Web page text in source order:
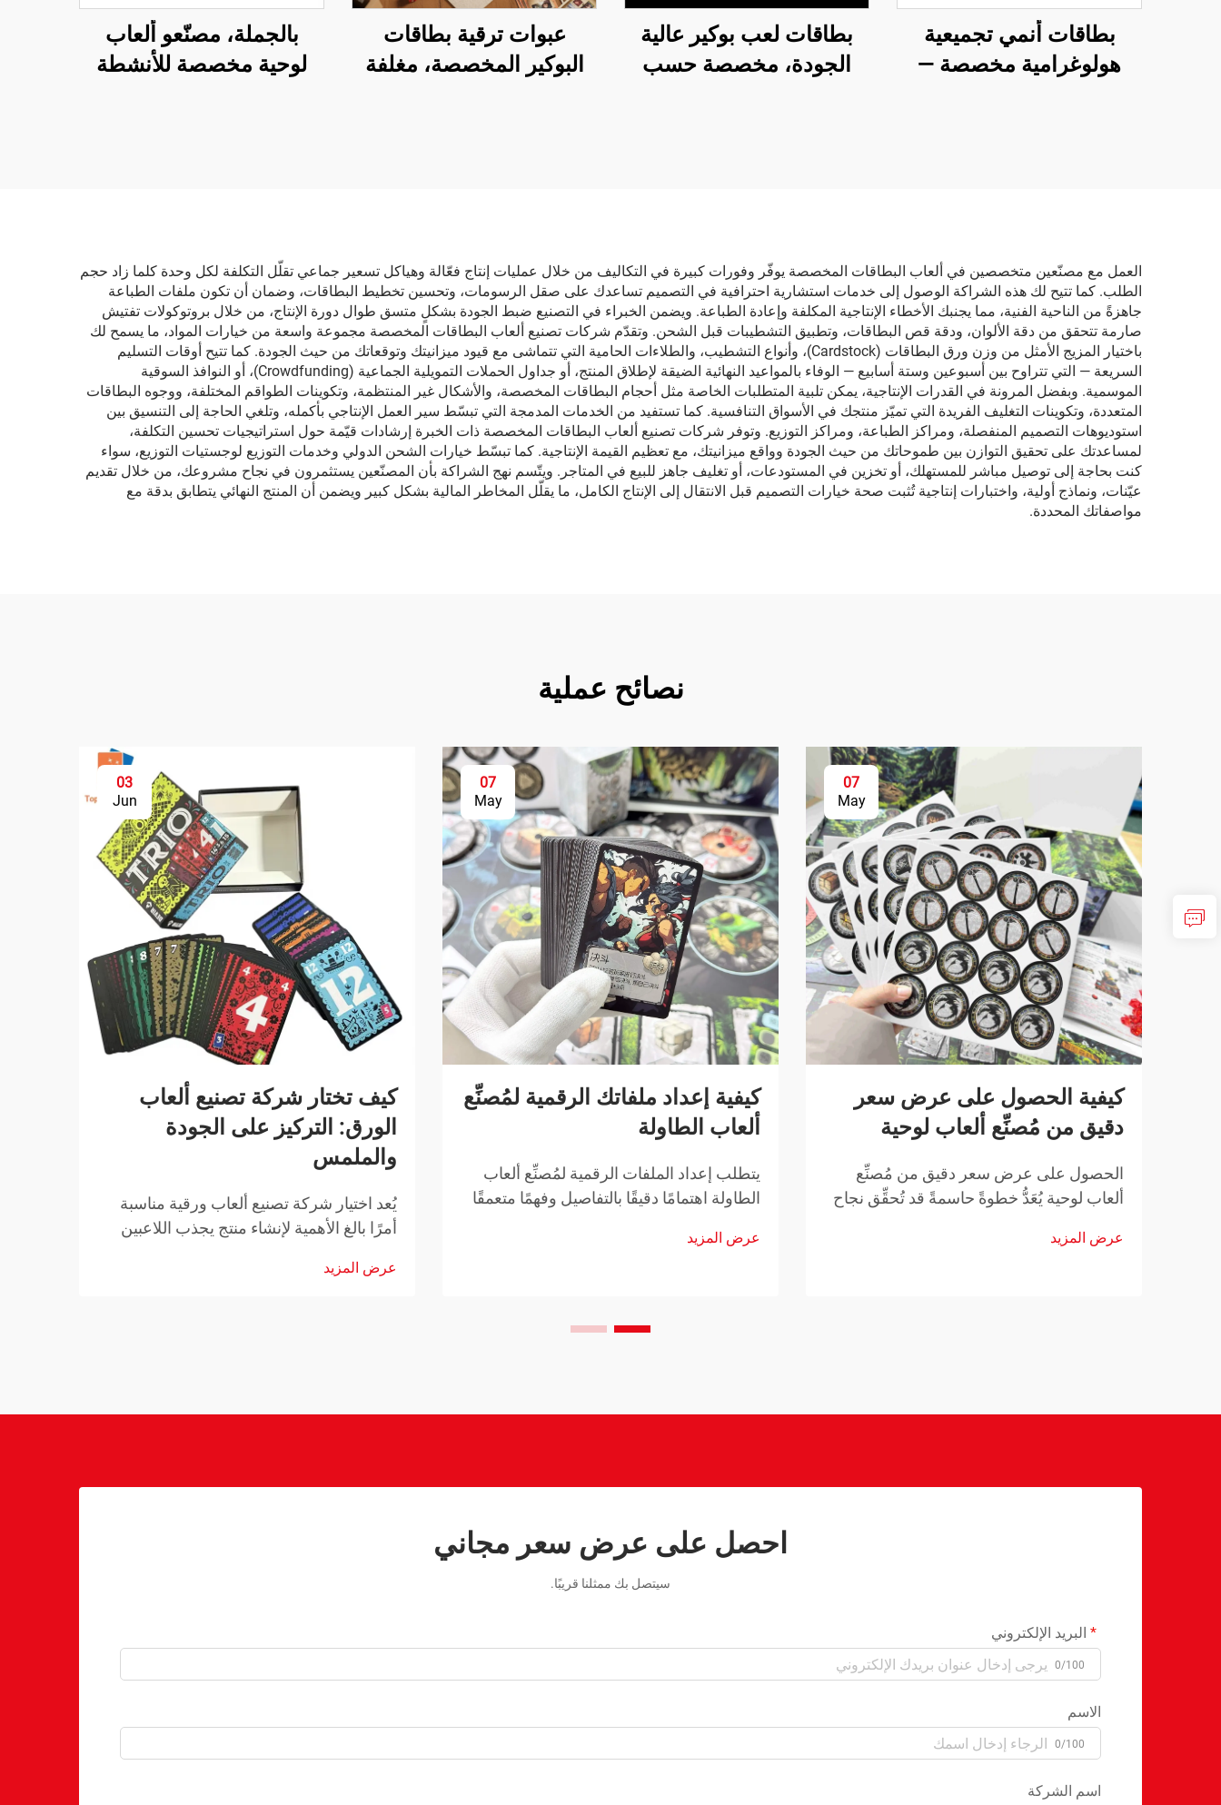
بطاقات أنمي تجميعية
هولوغرامية مخصصة —
بطاقات لعب بوكير عالية
الجودة، مخصصة حسب
المصنعة الأصلية (OEM)، مع
أحجام مختلفة للرزمة
(Deck Size)
عبوات ترقية بطاقات
البوكير المخصصة، مغلفة
بالجملة، مصنّعو ألعاب
لوحية مخصصة للأنشطة
العمل مع مصنّعين متخصصين في ألعاب البطاقات المخصصة يوفّر وفورات كبيرة في التكاليف من خلال عمليات إنتاج فعّالة وهياكل تسعير جماعي تقلّل التكلفة لكل وحدة كلما زاد حجم
الطلب. كما تتيح لك هذه الشراكة الوصول إلى خدمات استشارية احترافية في التصميم تساعدك على صقل الرسومات، وتحسين تخطيط البطاقات، وضمان أن تكون ملفات الطباعة
جاهزةً من الناحية الفنية، مما يجنبك الأخطاء الإنتاجية المكلفة وإعادة الطباعة. ويضمن الخبراء في التصنيع ضبط الجودة بشكلٍ متسق طوال دورة الإنتاج، من خلال بروتوكولات تفتيش
صارمة تتحقق من دقة الألوان، ودقة قص البطاقات، وتطبيق التشطيبات قبل الشحن. وتقدّم شركات تصنيع ألعاب البطاقات المخصصة مجموعة واسعة من خيارات المواد، ما يسمح لك
باختيار المزيج الأمثل من وزن ورق البطاقات (Cardstock)، وأنواع التشطيب، والطلاءات الحامية التي تتماشى مع قيود ميزانيتك وتوقعاتك من حيث الجودة. كما تتيح أوقات التسليم
السريعة — التي تتراوح بين أسبوعين وستة أسابيع — الوفاء بالمواعيد النهائية الضيقة لإطلاق المنتج، أو جداول الحملات التمويلية الجماعية (Crowdfunding)، أو النوافذ السوقية
الموسمية. وبفضل المرونة في القدرات الإنتاجية، يمكن تلبية المتطلبات الخاصة مثل أحجام البطاقات المخصصة، والأشكال غير المنتظمة، وتكوينات الطواقم المختلفة، ووجوه البطاقات
المتعددة، وتكوينات التغليف الفريدة التي تميّز منتجك في الأسواق التنافسية. كما تستفيد من الخدمات المدمجة التي تبسّط سير العمل الإنتاجي بأكمله، وتلغي الحاجة إلى التنسيق بين
استوديوهات التصميم المنفصلة، ومراكز الطباعة، ومراكز التوزيع. وتوفر شركات تصنيع ألعاب البطاقات المخصصة ذات الخبرة إرشادات قيّمة حول استراتيجيات تحسين التكلفة،
لمساعدتك على تحقيق التوازن بين طموحاتك من حيث الجودة وواقع ميزانيتك، مع تعظيم القيمة الإنتاجية. كما تبسّط خيارات الشحن الدولي وخدمات التوزيع لوجستيات التوزيع، سواء
كنت بحاجة إلى توصيل مباشر للمستهلك، أو تخزين في المستودعات، أو تغليف جاهز للبيع في المتاجر. ويتّسم نهج الشراكة بأن المصنّعين يستثمرون في نجاح مشروعك، من خلال تقديم
عيّنات، ونماذج أولية، واختبارات إنتاجية تُثبت صحة خيارات التصميم قبل الانتقال إلى الإنتاج الكامل، ما يقلّل المخاطر المالية بشكل كبير ويضمن أن المنتج النهائي يتطابق بدقة مع
مواصفاتك المحددة.
نصائح عملية
07
May
كيفية الحصول على عرض سعر
دقيق من مُصنِّع ألعاب لوحية
الحصول على عرض سعر دقيق من مُصنِّع
ألعاب لوحية يُعَدُّ خطوةً حاسمةً قد تُحقِّق نجاح
مصمِّمًا مستقلًّا تطلق أول لعبة لك، أو ناشرًا
عرض المزيد
07
May
كيفية إعداد ملفاتك الرقمية لمُصنِّع
ألعاب الطاولة
يتطلب إعداد الملفات الرقمية لمُصنِّع ألعاب
الطاولة اهتمامًا دقيقًا بالتفاصيل وفهمًا متعمقًا
طاولة لك أو تطلق حملة تمويل جماعي، فإن
عرض المزيد
03
Jun
كيف تختار شركة تصنيع ألعاب
الورق: التركيز على الجودة
والملمس
يُعد اختيار شركة تصنيع ألعاب ورقية مناسبة
أمرًا بالغ الأهمية لإنشاء منتج يجذب اللاعبين
ألعاب مستقل تطلق أول عنوان لك، أو شركة
عرض المزيد
احصل على عرض سعر مجاني
سيتصل بك ممثلنا قريبًا.
البريد الإلكتروني
0/100
الاسم
0/100
اسم الشركة